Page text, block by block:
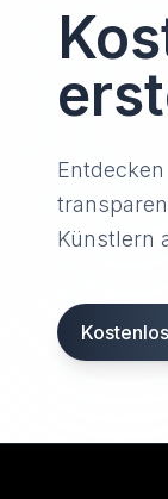
Künstlern